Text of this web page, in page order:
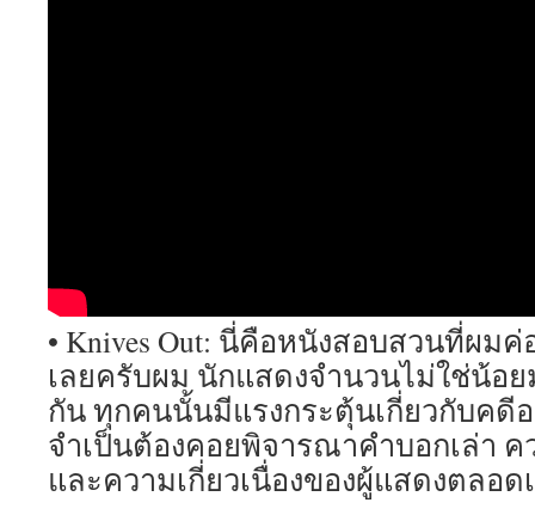
• Knives Out: นี่คือหนังสอบสวนที่ผม
เลยครับผม นักแสดงจำนวนไม่ใช่น้อย
กัน ทุกคนนั้นมีแรงกระตุ้นเกี่ยวกับคดี
จำเป็นต้องคอยพิจารณาคำบอกเล่า
และความเกี่ยวเนื่องของผู้แสดงตลอด